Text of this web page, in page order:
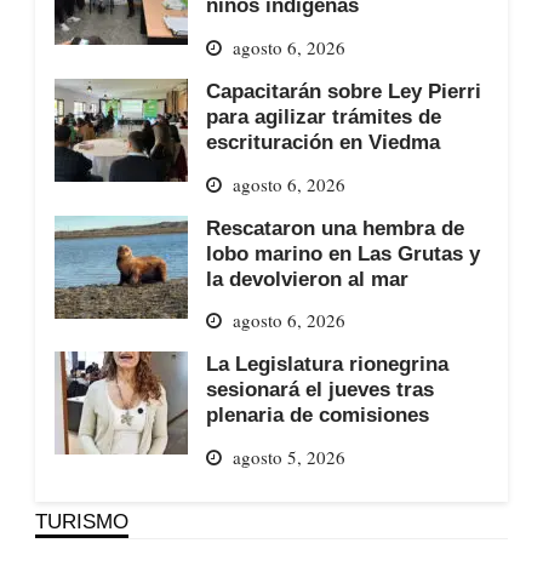
niños indígenas
agosto 6, 2026
Capacitarán sobre Ley Pierri
para agilizar trámites de
escrituración en Viedma
agosto 6, 2026
Rescataron una hembra de
lobo marino en Las Grutas y
la devolvieron al mar
agosto 6, 2026
La Legislatura rionegrina
sesionará el jueves tras
plenaria de comisiones
agosto 5, 2026
TURISMO